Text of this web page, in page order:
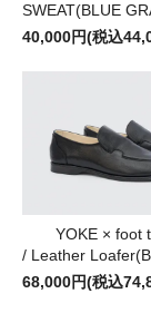
SWEAT(BLUE
40,000円(税込
YOKE × foot
/ Leather
68,000円(税込